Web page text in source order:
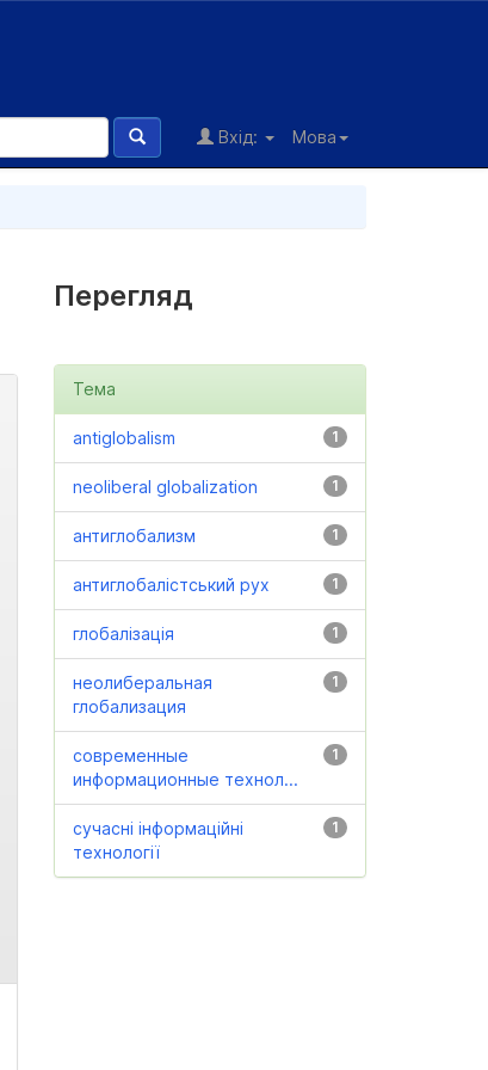
Мова
Вхід:
Перегляд
Тема
1
antiglobalism
1
neoliberal globalization
1
антиглобализм
1
антиглобалістський рух
1
глобалізація
1
неолиберальная
глобализация
1
современные
информационные технол...
1
сучасні інформаційні
технології